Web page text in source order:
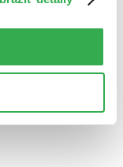
and Kidney